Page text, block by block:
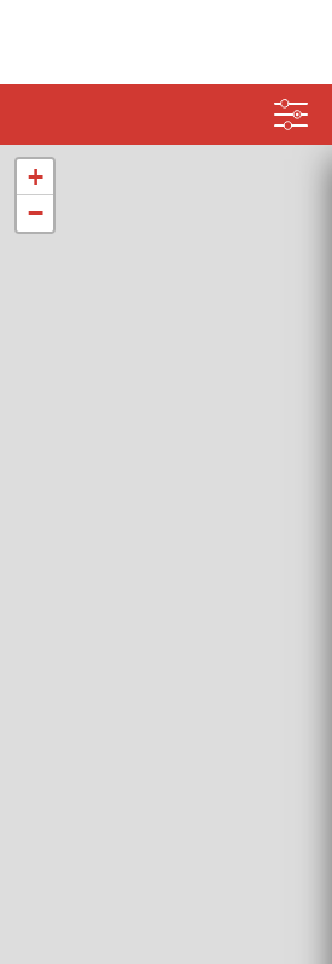
+
−